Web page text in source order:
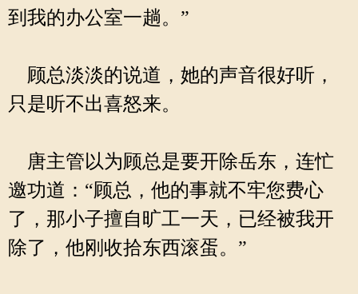
到我的办公室一趟。”
顾总淡淡的说道，她的声音很好听，
只是听不出喜怒来。
唐主管以为顾总是要开除岳东，连忙
邀功道：“顾总，他的事就不牢您费心
了，那小子擅自旷工一天，已经被我开
除了，他刚收拾东西滚蛋。”